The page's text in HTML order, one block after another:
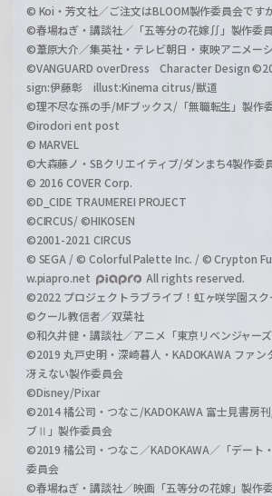
© Koi・芳文社／ご注文はBLOOM製作委員会です
©春場ねぎ・講談社／「五等分の花嫁∬」製作委
©葦原大介／集英社・テレビ朝日・東映アニメー
©VANGUARD overDress Character Design
sign:伊藤彰 illust:Kinema citrus/獣道
©理不尽な孫の手/MFブックス/「無職転生」製作
©irodori ent post
© MARVEL
©大森藤ノ・SBクリエイティブ/ダンまち4製作委
© 2016 COVER Corp.
©D_CIDE TRAUMEREI PROJECT
©CIRCUS/ ©HIKOSEN
©2001-2021 CIRCUS
© SEGA / © Colorful Palette Inc. / © Crypton
w.piapro.net
All rights reserved.
©2022 プロジェクトラブライブ！虹ヶ咲学園ス
©クール教信者／双葉社
©和久井健・講談社／アニメ「東京リベンジャー
©2019 丸戸史明・深崎暮人・KADOKAWA ファン
冴えない製作委員会
©Disney/Pixar
©2014 橘公司・つなこ/KADOKAWA 富士見書房
ブⅡ」製作委員会
©2019 橘公司・つなこ／KADOKAWA／「デート
委員会
©春場ねぎ・講談社／映画「五等分の花嫁」製作